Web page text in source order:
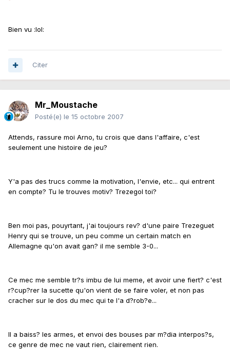
Bien vu :lol:
Citer
Mr_Moustache
Posté(e) le 15 octobre 2007
Attends, rassure moi Arno, tu crois que dans l'affaire, c'est
seulement une histoire de jeu?
Y'a pas des trucs comme la motivation, l'envie, etc... qui entrent
en compte? Tu le trouves motiv? Trezegol toi?
Ben moi pas, pouyrtant, j'ai toujours rev? d'une paire Trezeguet
Henry qui se trouve, un peu comme un certain match en
Allemagne qu'on avait gan? il me semble 3-0...
Ce mec me semble tr?s imbu de lui meme, et avoir une fiert? c'est
r?cup?rer la sucette qu'on vient de se faire voler, et non pas
cracher sur le dos du mec qui te l'a d?rob?e...
Il a baiss? les armes, et envoi des bouses par m?dia interpos?s,
ce genre de mec ne vaut rien, clairement rien.